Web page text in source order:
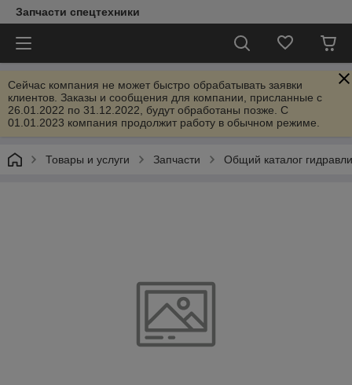
Запчасти спецтехники
Сейчас компания не может быстро обрабатывать заявки
клиентов. Заказы и сообщения для компании, присланные с
26.01.2022 по 31.12.2022, будут обработаны позже. С
01.01.2023 компания продолжит работу в обычном режиме.
Товары и услуги Запчасти Общий каталог